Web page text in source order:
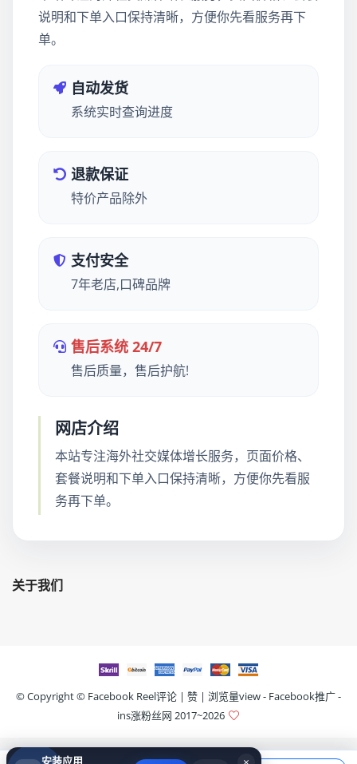
说明和下单入口保持清晰，方便你先看服务再下
单。
自动发货
系统实时查询进度
退款保证
特价产品除外
支付安全
7年老店,口碑品牌
售后系统 24/7
售后质量，售后护航!
网店介绍
本站专注海外社交媒体增长服务，页面价格、
套餐说明和下单入口保持清晰，方便你先看服
务再下单。
关于我们
© Copyright © Facebook Reel评论 | 赞 | 浏览量view - Facebook推广 -
ins涨粉丝网 2017~2026
安装应用